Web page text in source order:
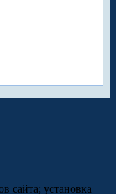
сайта; установка